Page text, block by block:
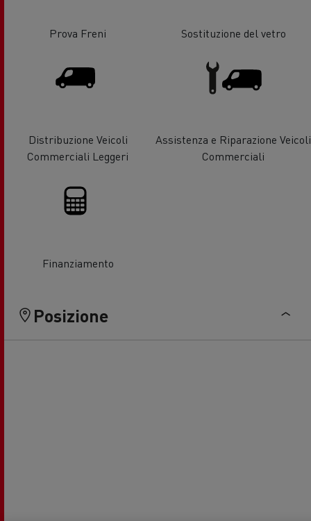
Prova Freni Sostituzione del vetro
Distribuzione Veicoli
Commerciali Leggeri
Assistenza e Riparazione Veicoli
Commerciali
Finanziamento
Posizione